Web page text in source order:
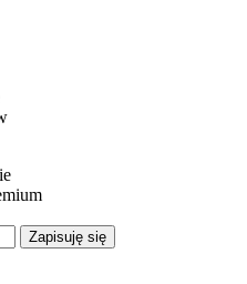
Zapisuję się